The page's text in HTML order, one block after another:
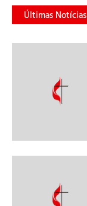
Últimas Notícias